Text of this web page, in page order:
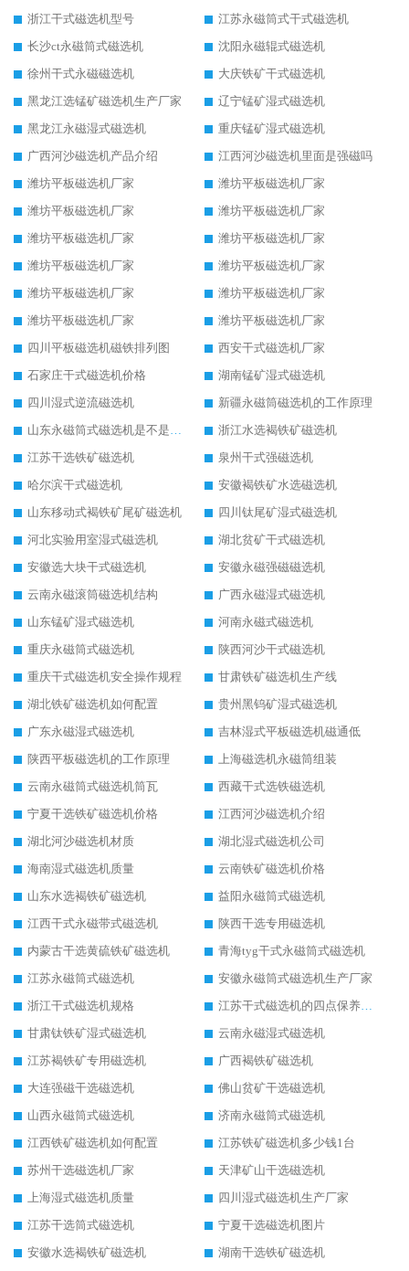
浙江干式磁选机型号
江苏永磁筒式干式磁选机
长沙ct永磁筒式磁选机
沈阳永磁辊式磁选机
徐州干式永磁磁选机
大庆铁矿干式磁选机
黑龙江选锰矿磁选机生产厂家
辽宁锰矿湿式磁选机
黑龙江永磁湿式磁选机
重庆锰矿湿式磁选机
广西河沙磁选机产品介绍
江西河沙磁选机里面是强磁吗
潍坊平板磁选机厂家
潍坊平板磁选机厂家
潍坊平板磁选机厂家
潍坊平板磁选机厂家
潍坊平板磁选机厂家
潍坊平板磁选机厂家
潍坊平板磁选机厂家
潍坊平板磁选机厂家
潍坊平板磁选机厂家
潍坊平板磁选机厂家
潍坊平板磁选机厂家
潍坊平板磁选机厂家
四川平板磁选机磁铁排列图
西安干式磁选机厂家
石家庄干式磁选机价格
湖南锰矿湿式磁选机
四川湿式逆流磁选机
新疆永磁筒磁选机的工作原理
山东永磁筒式磁选机是不是强磁
浙江水选褐铁矿磁选机
江苏干选铁矿磁选机
泉州干式强磁选机
哈尔滨干式磁选机
安徽褐铁矿水选磁选机
山东移动式褐铁矿尾矿磁选机
四川钛尾矿湿式磁选机
河北实验用室湿式磁选机
湖北贫矿干式磁选机
安徽选大块干式磁选机
安徽永磁强磁磁选机
云南永磁滚筒磁选机结构
广西永磁湿式磁选机
山东锰矿湿式磁选机
河南永磁式磁选机
重庆永磁筒式磁选机
陕西河沙干式磁选机
重庆干式磁选机安全操作规程
甘肃铁矿磁选机生产线
湖北铁矿磁选机如何配置
贵州黑钨矿湿式磁选机
广东永磁湿式磁选机
吉林湿式平板磁选机磁通低
陕西平板磁选机的工作原理
上海磁选机永磁筒组装
云南永磁筒式磁选机筒瓦
西藏干式选铁磁选机
宁夏干选铁矿磁选机价格
江西河沙磁选机介绍
湖北河沙磁选机材质
湖北湿式磁选机公司
海南湿式磁选机质量
云南铁矿磁选机价格
山东水选褐铁矿磁选机
益阳永磁筒式磁选机
江西干式永磁带式磁选机
陕西干选专用磁选机
内蒙古干选黄硫铁矿磁选机
青海tyg干式永磁筒式磁选机
江苏永磁筒式磁选机
安徽永磁筒式磁选机生产厂家
浙江干式磁选机规格
江苏干式磁选机的四点保养秘籍
甘肃钛铁矿湿式磁选机
云南永磁湿式磁选机
江苏褐铁矿专用磁选机
广西褐铁矿磁选机
大连强磁干选磁选机
佛山贫矿干选磁选机
山西永磁筒式磁选机
济南永磁筒式磁选机
江西铁矿磁选机如何配置
江苏铁矿磁选机多少钱1台
苏州干选磁选机厂家
天津矿山干选磁选机
上海湿式磁选机质量
四川湿式磁选机生产厂家
江苏干选筒式磁选机
宁夏干选磁选机图片
安徽水选褐铁矿磁选机
湖南干选铁矿磁选机